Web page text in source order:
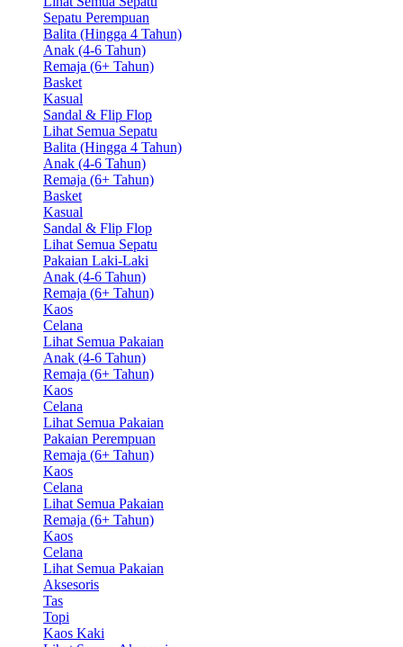
Sepatu Perempuan
Balita (Hingga 4 Tahun)
Anak (4-6 Tahun)
Remaja (6+ Tahun)
Basket
Kasual
Sandal & Flip Flop
Lihat Semua Sepatu
Balita (Hingga 4 Tahun)
Anak (4-6 Tahun)
Remaja (6+ Tahun)
Basket
Kasual
Sandal & Flip Flop
Lihat Semua Sepatu
Pakaian Laki-Laki
Anak (4-6 Tahun)
Remaja (6+ Tahun)
Kaos
Celana
Lihat Semua Pakaian
Anak (4-6 Tahun)
Remaja (6+ Tahun)
Kaos
Celana
Lihat Semua Pakaian
Pakaian Perempuan
Remaja (6+ Tahun)
Kaos
Celana
Lihat Semua Pakaian
Remaja (6+ Tahun)
Kaos
Celana
Lihat Semua Pakaian
Aksesoris
Tas
Topi
Kaos Kaki